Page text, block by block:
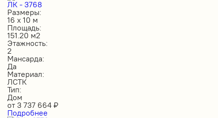
ЛК - 3768
Размеры:
16 х 10 м
Площадь:
151.20 м2
Этажность:
2
Мансарда:
Да
Материал:
ЛСТК
Тип:
Дом
от 3 737 664 ₽
Подробнее